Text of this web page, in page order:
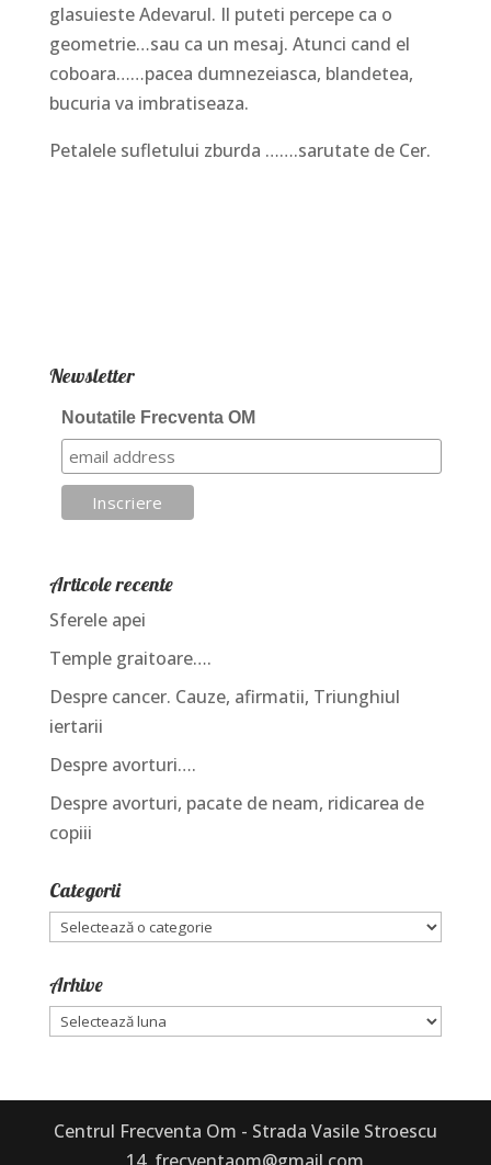
glasuieste Adevarul. Il puteti percepe ca o
geometrie…sau ca un mesaj. Atunci cand el
coboara……pacea dumnezeiasca, blandetea,
bucuria va imbratiseaza.
Petalele sufletului zburda …….sarutate de Cer.
Newsletter
Noutatile Frecventa OM
Articole recente
Sferele apei
Temple graitoare….
Despre cancer. Cauze, afirmatii, Triunghiul
iertarii
Despre avorturi….
Despre avorturi, pacate de neam, ridicarea de
copiii
Categorii
Categorii
Arhive
Arhive
Centrul Frecventa Om - Strada Vasile Stroescu